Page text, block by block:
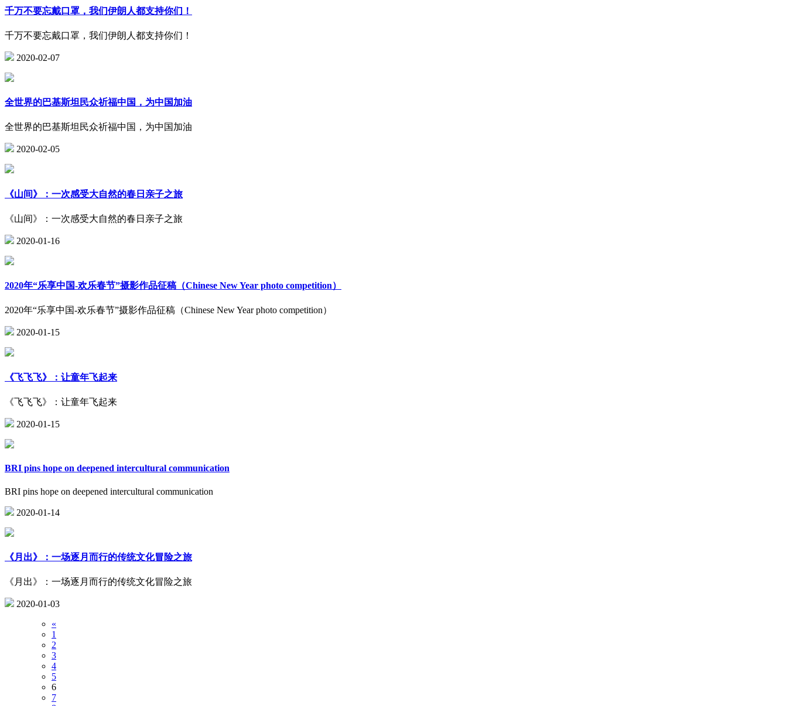
千万不要忘戴口罩，我们伊朗人都支持你们！
千万不要忘戴口罩，我们伊朗人都支持你们！
2020-02-07
全世界的巴基斯坦民众祈福中国，为中国加油
全世界的巴基斯坦民众祈福中国，为中国加油
2020-02-05
《山间》：一次感受大自然的春日亲子之旅
《山间》：一次感受大自然的春日亲子之旅
2020-01-16
2020年“乐享中国-欢乐春节”摄影作品征稿（Chinese New Year photo competition）
2020年“乐享中国-欢乐春节”摄影作品征稿（Chinese New Year photo competition）
2020-01-15
《飞飞飞》：让童年飞起来
《飞飞飞》：让童年飞起来
2020-01-15
BRI pins hope on deepened intercultural communication
BRI pins hope on deepened intercultural communication
2020-01-14
《月出》：一场逐月而行的传统文化冒险之旅
《月出》：一场逐月而行的传统文化冒险之旅
2020-01-03
«
1
2
3
4
5
6
7